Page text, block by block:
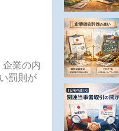
企業の内
罰則が